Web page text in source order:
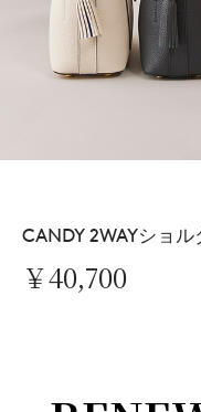
CANDY 2WAYショ
￥40,700